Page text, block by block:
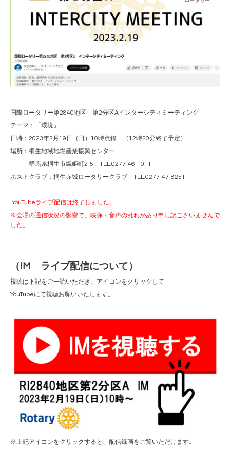
国際ロータリー第2840地区 第2分区Aインターシティミーティング
テーマ：「環境」
日時：2023年2月19日（日）10時点鐘 （12時20分終了予定）
場所：桐生地域地場産業振興センター
群馬県桐生市織姫町2-5 TEL:0277-46-1011
ホストクラブ：桐生赤城ロータリークラブ TEL:0277-47-8251
YouTubeライブ配信は終了しました。
※会場の通信状況の影響で、映像・音声の乱れがあり申し訳ございませんで
した。
（IM ライブ配信について）
視聴は下記をご一読いただき、アイコンをクリックして
YouTubeにて視聴お願いいたします。
※上記アイコンをクリックすると、配信録画をご覧いただけます。